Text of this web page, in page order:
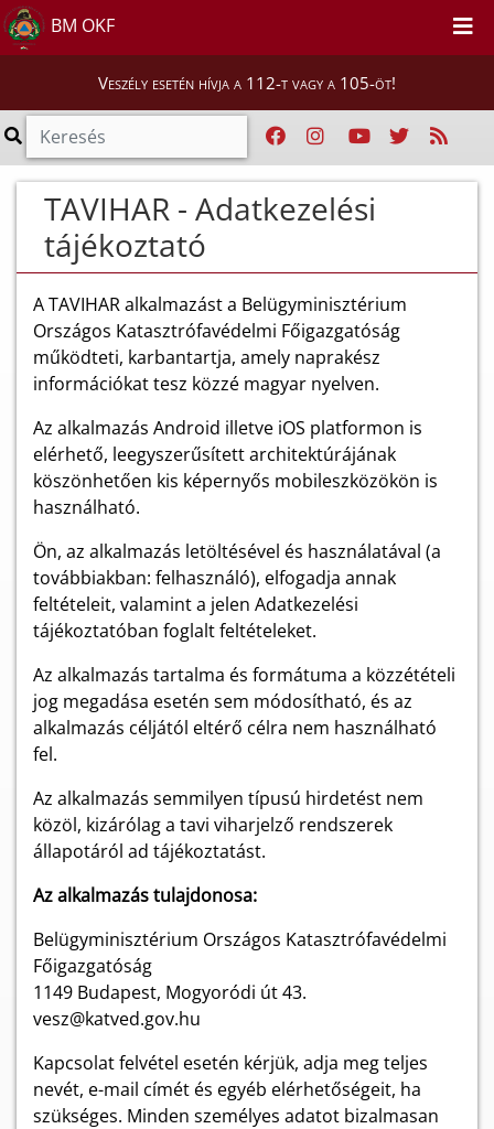
BM OKF
Veszély esetén hívja a 112-t vagy a 105-öt!
TAVIHAR - Adatkezelési
tájékoztató
A TAVIHAR alkalmazást a Belügyminisztérium
Országos Katasztrófavédelmi Főigazgatóság
működteti, karbantartja, amely naprakész
információkat tesz közzé magyar nyelven.
Az alkalmazás Android illetve iOS platformon is
elérhető, leegyszerűsített architektúrájának
köszönhetően kis képernyős mobileszközökön is
használható.
Ön, az alkalmazás letöltésével és használatával (a
továbbiakban: felhasználó), elfogadja annak
feltételeit, valamint a jelen Adatkezelési
tájékoztatóban foglalt feltételeket.
Az alkalmazás tartalma és formátuma a közzétételi
jog megadása esetén sem módosítható, és az
alkalmazás céljától eltérő célra nem használható
fel.
Az alkalmazás semmilyen típusú hirdetést nem
közöl, kizárólag a tavi viharjelző rendszerek
állapotáról ad tájékoztatást.
Az alkalmazás tulajdonosa:
Belügyminisztérium Országos Katasztrófavédelmi
Főigazgatóság
1149 Budapest, Mogyoródi út 43.
vesz@katved.gov.hu
Kapcsolat felvétel esetén kérjük, adja meg teljes
nevét, e-mail címét és egyéb elérhetőségeit, ha
szükséges. Minden személyes adatot bizalmasan